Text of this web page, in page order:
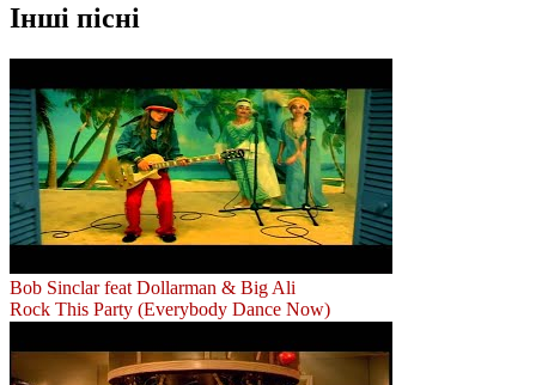
Інші пісні
Bob Sinclar feat Dollarman & Big Ali
Rock This Party (Everybody Dance Now)